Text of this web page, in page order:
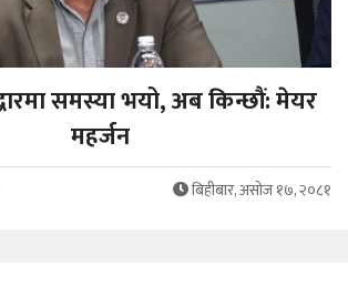
समस्या भयो, अब किन्छौं: मेयर
महर्जन
बिहीबार, असोज १७, २०८१